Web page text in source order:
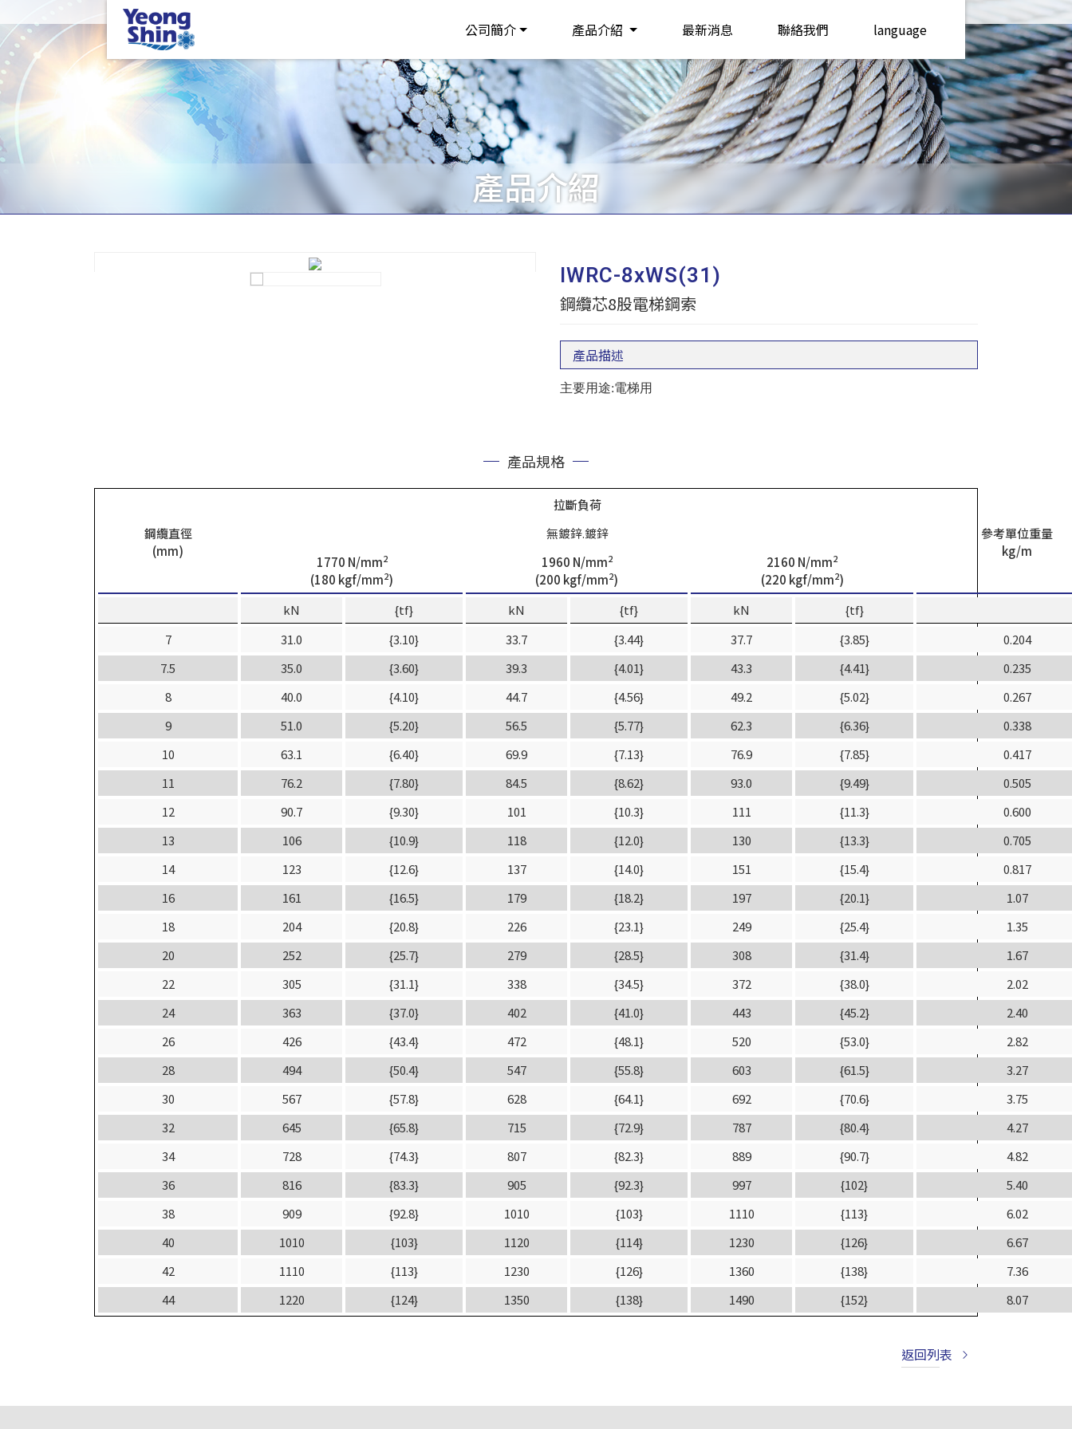
公司簡介 產品介紹 最新消息 聯絡我們 language
產品介紹
IWRC-8xWS(31)
鋼纜芯8股電梯鋼索
產品描述
主要用途:電梯用
產品規格
鋼纜直徑
(mm)
拉斷負荷
參考單位重量
kg/m
無鍍鋅.鍍鋅
1770 N/mm2
(180 kgf/mm2)
1960 N/mm2
(200 kgf/mm2)
2160 N/mm2
(220 kgf/mm2)
kN
{tf} kN {tf} kN
{tf}
7
31.0 {3.10} 33.7 {3.44} 37.7 {3.85}
0.204
7.5
35.0 {3.60} 39.3 {4.01} 43.3 {4.41}
0.235
8
40.0 {4.10} 44.7 {4.56} 49.2 {5.02}
0.267
9
51.0 {5.20} 56.5 {5.77} 62.3 {6.36}
0.338
10
63.1 {6.40} 69.9 {7.13} 76.9 {7.85}
0.417
11
76.2 {7.80} 84.5 {8.62} 93.0 {9.49}
0.505
12
90.7 {9.30} 101 {10.3} 111 {11.3}
0.600
13
106 {10.9} 118 {12.0} 130 {13.3}
0.705
14
123 {12.6} 137 {14.0} 151 {15.4}
0.817
16
161 {16.5} 179 {18.2} 197 {20.1}
1.07
18
204 {20.8} 226 {23.1} 249 {25.4}
1.35
20
252 {25.7} 279 {28.5} 308 {31.4}
1.67
22
305 {31.1} 338 {34.5} 372 {38.0}
2.02
24
363 {37.0} 402 {41.0} 443 {45.2}
2.40
26
426 {43.4} 472 {48.1} 520 {53.0}
2.82
28
494 {50.4} 547 {55.8} 603 {61.5}
3.27
30
567 {57.8} 628 {64.1} 692 {70.6}
3.75
32
645 {65.8} 715 {72.9} 787 {80.4}
4.27
34
728 {74.3} 807 {82.3} 889 {90.7}
4.82
36
816 {83.3} 905 {92.3} 997 {102}
5.40
38
909 {92.8} 1010 {103} 1110 {113}
6.02
40
1010 {103} 1120 {114} 1230 {126}
6.67
42
1110 {113} 1230 {126} 1360 {138}
7.36
44
1220 {124} 1350 {138} 1490 {152} 8.07
返回列表